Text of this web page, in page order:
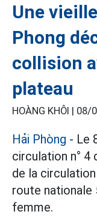
Une
Phong
collision
plateau
HOÀNG KHÔI | 08/
Hải Phòng - Le
circulation n° 4
de la
route nationale
femme.